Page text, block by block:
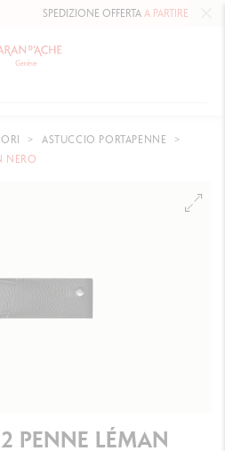
SPEDIZIONE OFFERTAA PARTIRE DA 80
ASTUCCIO PORTAPENNE
NERO
PENNE LÉMAN